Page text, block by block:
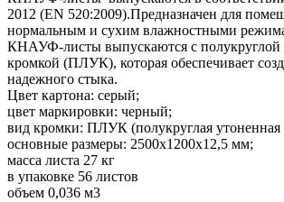
2012 (EN 520:2009).Предназначен для
нормальным и сухим влажностными
КНАУФ-листы выпускаются с полукруглой
кромкой (ПЛУК), которая обеспечивает
надежного стыка.
Цвет картона: серый;
цвет маркировки: черный;
вид кромки: ПЛУК (полукруглая утоненная
основные размеры: 2500х1200х12,5 мм;
масса листа 27 кг
в упаковке 56 листов
объем 0,036 м3